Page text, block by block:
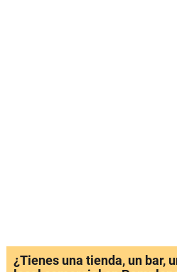
¿Tienes una tienda, un bar,